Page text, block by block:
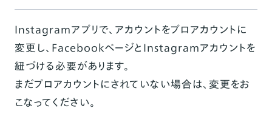
Instagramアプリで、アカウントをプロアカウントに
変更し、FacebookページとInstagramアカウントを
紐づける必要があります。
まだプロアカウントにされていない場合は、変更をお
こなってください。